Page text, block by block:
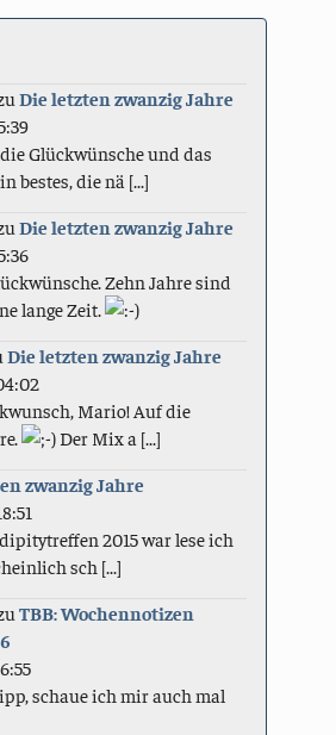
Die letzten zwanzig Jahre
Glückwünsche und das
bestes, die nä [...]
Die letzten zwanzig Jahre
Zehn Jahre sind
lange Zeit.
Die letzten zwanzig Jahre
Mario! Auf die
Der Mix a [...]
zwanzig Jahre
2015 war lese ich
sch [...]
TBB: Wochennotizen
schaue ich mir auch mal